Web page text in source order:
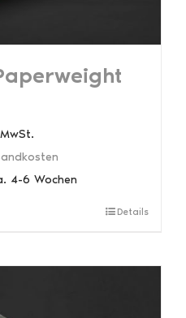
4-6 Wochen
mehrere
Details